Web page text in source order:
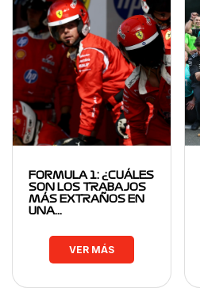
FORMULA 1: ¿CUÁLES
SON LOS TRABAJOS
MÁS EXTRAÑOS EN
UNA…
VER MÁS